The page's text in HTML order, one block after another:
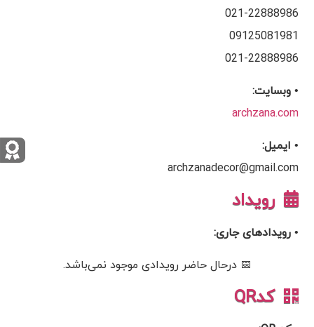
021-22888986
09125081981
021-22888986
• وبسایت:
archzana.com
• ایمیل:
archzanadecor@gmail.com
رویداد
• رویدادهای جاری:
📅 درحال حاضر رویدادی موجود نمی‌باشد.
کدQR